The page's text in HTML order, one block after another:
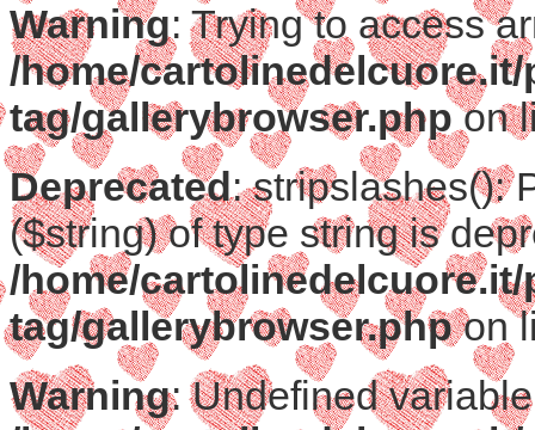
Warning: Trying to access
/home/
tag/gallerybrowser.phpon
Deprecated: stripslashes():
($string) of type string is
/home/
tag/gallerybrowser.phpon
Warning: Undefined